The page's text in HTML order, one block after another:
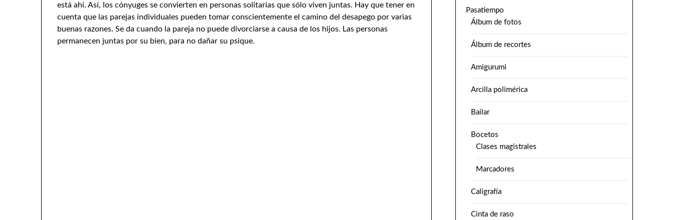
está ahí. Así, los cónyuges se convierten en personas solitarias que sólo viven juntas. Hay que tener en
cuenta que las parejas individuales pueden tomar conscientemente el camino del desapego por varias
buenas razones. Se da cuando la pareja no puede divorciarse a causa de los hijos. Las personas
permanecen juntas por su bien, para no dañar su psique.
Pasatiempo
Álbum de fotos
Álbum de recortes
Amigurumi
Arcilla polimérica
Bailar
Bocetos
Clases magistrales
Marcadores
Caligrafía
Cinta de raso